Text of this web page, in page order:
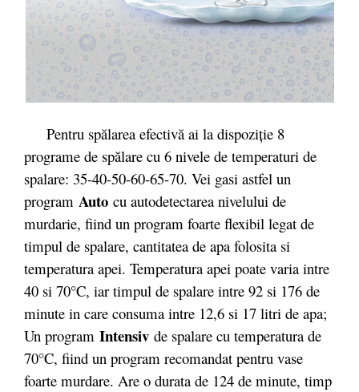
Pentru spălarea efectivă ai la dispoziție 8
programe de spălare cu 6 nivele de temperaturi de
spalare: 35-40-50-60-65-70. Vei gasi astfel un
program Auto cu autodetectarea nivelului de
murdarie, fiind un program foarte flexibil legat de
timpul de spalare, cantitatea de apa folosita si
temperatura apei. Temperatura apei poate varia intre
40 si 70°C, iar timpul de spalare intre 92 si 176 de
minute in care consuma intre 12,6 si 17 litri de apa;
Un program Intensiv de spalare cu temperatura de
70°C, fiind un program recomandat pentru vase
foarte murdare. Are o durata de 124 de minute, timp